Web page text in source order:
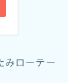
みローテー